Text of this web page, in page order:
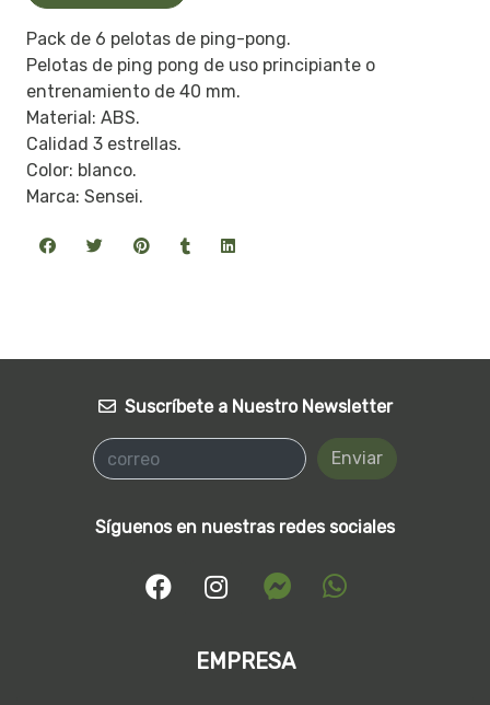
Pack de 6 pelotas de ping-pong.
Pelotas de ping pong de uso principiante o
entrenamiento de 40 mm.
Material: ABS.
Calidad 3 estrellas.
Color: blanco.
Marca: Sensei.
Suscríbete a Nuestro Newsletter
Enviar
Síguenos en nuestras redes sociales
EMPRESA